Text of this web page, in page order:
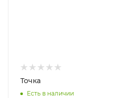
Точка
Есть в наличии